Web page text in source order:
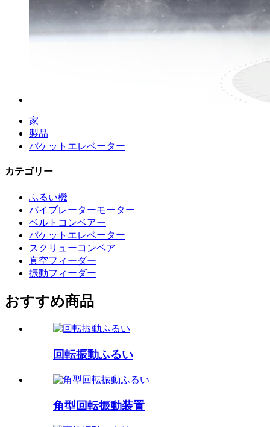
家
製品
バケットエレベーター
カテゴリー
ふるい機
バイブレーターモーター
ベルトコンベアー
バケットエレベーター
スクリューコンベア
真空フィーダー
振動フィーダー
おすすめ商品
回転振動ふるい
角型回転振動装置